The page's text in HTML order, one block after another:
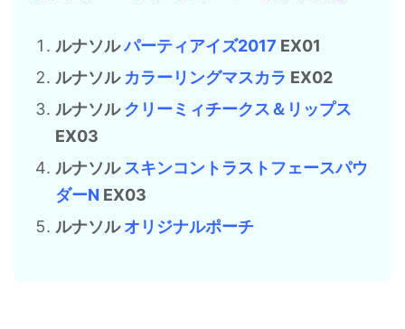
ルナソルパーティアイズ2017 EX01
ルナソル カラーリングマスカラ EX02
ルナソルクリーミィチークス＆リップス
EX03
ルナソル スキンコントラストフェースパウ
ダーN EX03
ルナソルオリジナルポーチ